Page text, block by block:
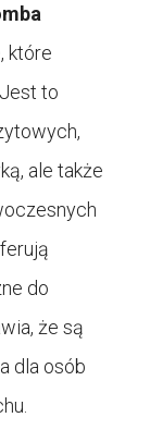
które
to
ale także
do
że są
dla osób